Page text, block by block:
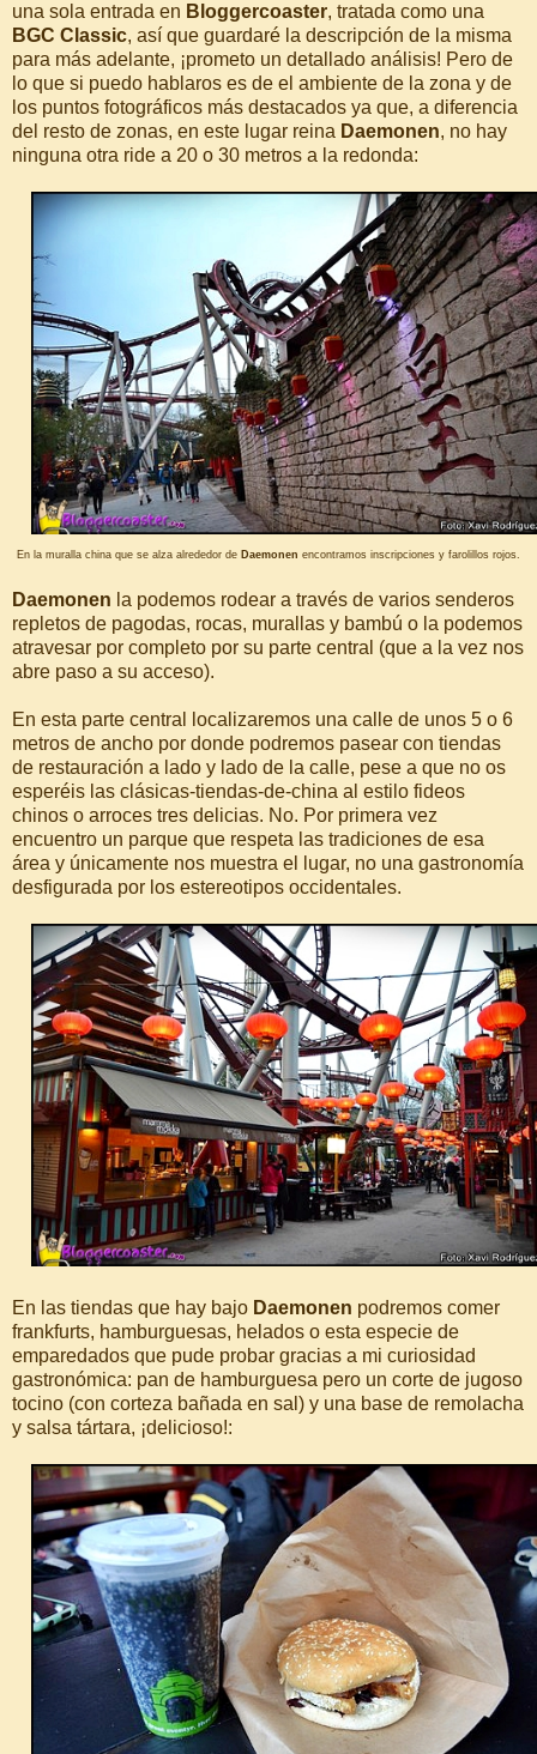
una sola entrada en Bloggercoaster, tratada como una
BGC Classic, así que guardaré la descripción de la misma
para más adelante, ¡prometo un detallado análisis! Pero de
lo que si puedo hablaros es de el ambiente de la zona y de
los puntos fotográficos más destacados ya que, a diferencia
del resto de zonas, en este lugar reina Daemonen, no hay
ninguna otra ride a 20 o 30 metros a la redonda:
En la muralla china que se alza alrededor de Daemonen encontramos inscripciones y farolillos rojos.
Daemonen la podemos rodear a través de varios senderos
repletos de pagodas, rocas, murallas y bambú o la podemos
atravesar por completo por su parte central (que a la vez nos
abre paso a su acceso).
En esta parte central localizaremos una calle de unos 5 o 6
metros de ancho por donde podremos pasear con tiendas
de restauración a lado y lado de la calle, pese a que no os
esperéis las clásicas-tiendas-de-china al estilo fideos
chinos o arroces tres delicias. No. Por primera vez
encuentro un parque que respeta las tradiciones de esa
área y únicamente nos muestra el lugar, no una gastronomía
desfigurada por los estereotipos occidentales.
En las tiendas que hay bajo Daemonen podremos comer
frankfurts, hamburguesas, helados o esta especie de
emparedados que pude probar gracias a mi curiosidad
gastronómica: pan de hamburguesa pero un corte de jugoso
tocino (con corteza bañada en sal) y una base de remolacha
y salsa tártara, ¡delicioso!: